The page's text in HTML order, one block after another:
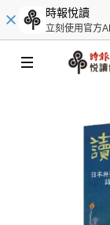
時報悅讀
立刻使用官方